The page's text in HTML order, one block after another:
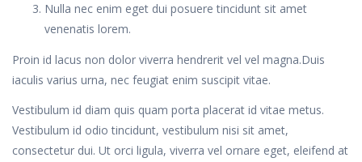
Nulla nec enim eget dui posuere tincidunt sit amet
venenatis lorem.
Proin id lacus non dolor viverra hendrerit vel vel magna.Duis
iaculis varius urna, nec feugiat enim suscipit vitae.
Vestibulum id diam quis quam porta placerat id vitae metus.
Vestibulum id odio tincidunt, vestibulum nisi sit amet,
consectetur dui. Ut orci ligula, viverra vel ornare eget, eleifend at